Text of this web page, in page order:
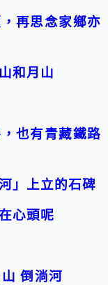
再思念家鄉亦
和月山
也有青藏鐵路
」上立的石碑
心頭呢
倒淌河